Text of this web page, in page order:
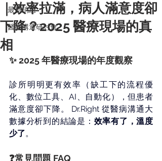
最新消息
醫病溝通研討會
｜效率拉滿，病人滿意度卻
下降？2025 醫療現場的真
相
✨ 2025 年醫療現場的年度觀察
診所明明更有效率（缺工下的流程優
化、數位工具、AI、自動化），但患者
滿意度卻下降。 Dr.Right 從醫病溝通大
數據分析到的結論是： 效率有了，溫度
少了。
❓常見問題 FAQ